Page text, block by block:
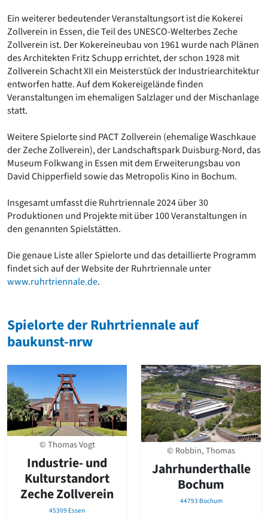
Ein weiterer bedeutender Veranstaltungsort ist die Kokerei
Zollverein in Essen, die Teil des UNESCO-Welterbes Zeche
Zollverein ist. Der Kokereineubau von 1961 wurde nach Plänen
des Architekten Fritz Schupp errichtet, der schon 1928 mit
Zollverein Schacht XII ein Meisterstück der Industriearchitektur
entworfen hatte. Auf dem Kokereigelände finden
Veranstaltungen im ehemaligen Salzlager und der Mischanlage
statt.
Weitere Spielorte sind PACT Zollverein (ehemalige Waschkaue
der Zeche Zollverein), der Landschaftspark Duisburg-Nord, das
Museum Folkwang in Essen mit dem Erweiterungsbau von
David Chipperfield sowie das Metropolis Kino in Bochum.
Insgesamt umfasst die Ruhrtriennale 2024 über 30
Produktionen und Projekte mit über 100 Veranstaltungen in
den genannten Spielstätten.
Die genaue Liste aller Spielorte und das detaillierte Programm
findet sich auf der Website der Ruhrtriennale unter
www.ruhrtriennale.de.
Spielorte der Ruhrtriennale auf
baukunst-nrw
© Thomas Vogt
Industrie- und
Kulturstandort
Zeche Zollverein
45309 Essen
© Robbin, Thomas
Jahrhunderthalle
Bochum
44793 Bochum